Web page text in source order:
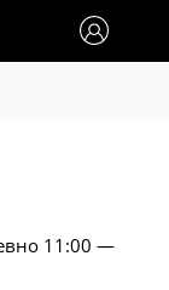
11:00 —